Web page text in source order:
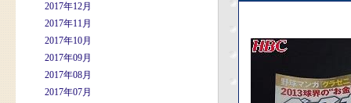
2017年12月
2017年11月
2017年10月
2017年09月
2017年08月
2017年07月